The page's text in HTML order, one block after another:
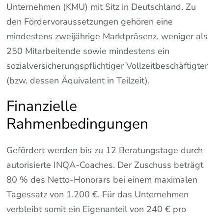
Unternehmen (KMU) mit Sitz in Deutschland. Zu
den Fördervoraussetzungen gehören eine
mindestens zweijährige Marktpräsenz, weniger als
250 Mitarbeitende sowie mindestens ein
sozialversicherungspflichtiger Vollzeitbeschäftigter
(bzw. dessen Äquivalent in Teilzeit).
Finanzielle
Rahmenbedingungen
Gefördert werden bis zu 12 Beratungstage durch
autorisierte INQA-Coaches. Der Zuschuss beträgt
80 % des Netto-Honorars bei einem maximalen
Tagessatz von 1.200 €. Für das Unternehmen
verbleibt somit ein Eigenanteil von 240 € pro